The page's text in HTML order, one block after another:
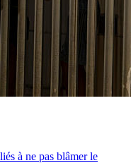
à ne pas blâmer le